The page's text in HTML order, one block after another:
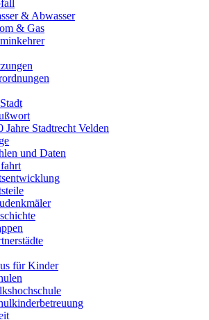
& Abwasser
& Gas
Jahre Stadtrecht Velden
und Daten
für Kinder